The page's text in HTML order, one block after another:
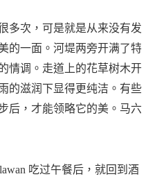
多次，可是就是从来没有发
的一面。河堤两旁开满了特
情调。走道上的花草树木开
的滋润下显得更纯洁。有些
后，才能领略它的美。马六
吃过午餐后，就回到酒